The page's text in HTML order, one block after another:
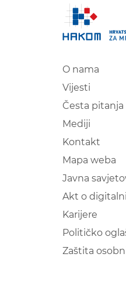
O nama
Vijesti
Česta pitanja
Mediji
Kontakt
Mapa weba
Javna
Akt o
Karijere
Političko
Zaštita